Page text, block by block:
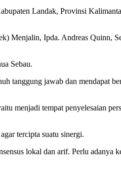
Landak, Provinsi
Menjalin, Ipda. Andreas Quinn,
Sebau.
tanggung jawab dan mendapat
menjadi tempat penyelesaian
tercipta suatu sinergi.
lokal dan arif. Perlu adanya